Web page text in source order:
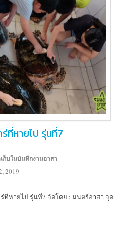
ที่หายไป รุ่นที่7
ก็บในบันทึกงานอาสา
2019
ที่หายไป รุ่นที่7 จัดโดย : มนตร์อาสา จุด